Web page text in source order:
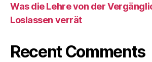
Was die Lehre von der
Loslassen verrät
Recent Comments